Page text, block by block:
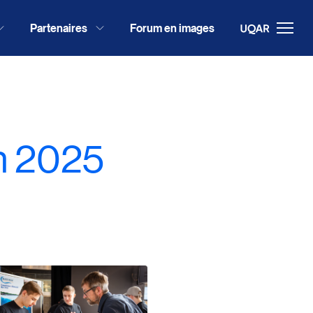
Partenaires Forum en images
2025